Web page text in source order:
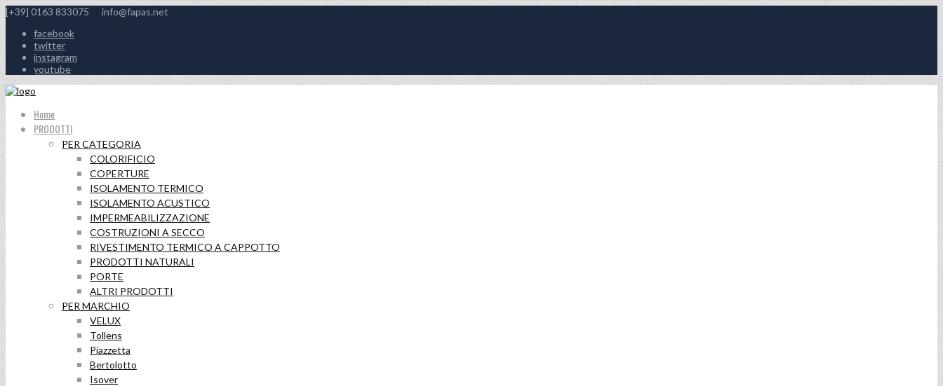
[+39] 0163 833075
info@fapas.net
facebook
twitter
instagram
youtube
Home
PRODOTTI
PER CATEGORIA
COLORIFICIO
COPERTURE
ISOLAMENTO TERMICO
ISOLAMENTO ACUSTICO
IMPERMEABILIZZAZIONE
COSTRUZIONI A SECCO
RIVESTIMENTO TERMICO A CAPPOTTO
PRODOTTI NATURALI
PORTE
ALTRI PRODOTTI
PER MARCHIO
VELUX
Tollens
Piazzetta
Bertolotto
Isover